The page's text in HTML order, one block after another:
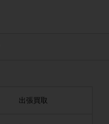
出張買取